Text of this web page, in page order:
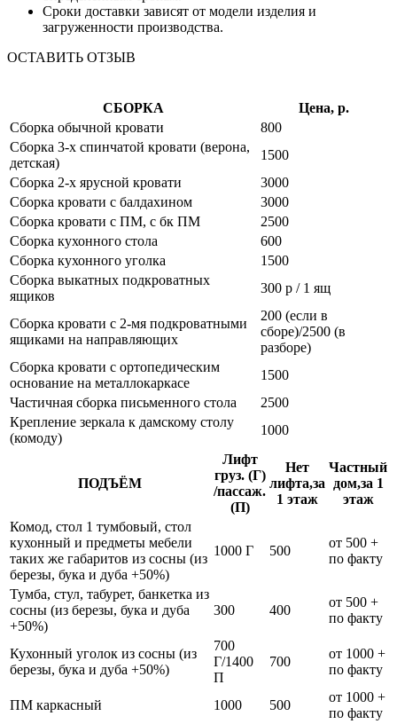
Сроки доставки зависят от модели изделия и
загруженности производства.
ОСТАВИТЬ ОТЗЫВ
СБОРКА
Цена, р.
Сборка обычной кровати
800
Сборка 3-х спинчатой кровати (верона,
детская)
1500
Сборка 2-х ярусной кровати
3000
Сборка кровати с балдахином
3000
Сборка кровати с ПМ, с бк ПМ
2500
Сборка кухонного стола
600
Сборка кухонного уголка
1500
Сборка выкатных подкроватных
ящиков
300 р / 1 ящ
Сборка кровати с 2-мя подкроватными
ящиками на направляющих
200 (если в
сборе)/2500 (в
разборе)
Сборка кровати с ортопедическим
основание на металлокаркасе
1500
Частичная сборка письменного стола
2500
Крепление зеркала к дамскому столу
(комоду)
1000
ПОДЪЁМ
Лифт
груз. (Г)
/пассаж.
(П)
Нет
лифта,за
1 этаж
Частный
дом,за 1
этаж
Комод, стол 1 тумбовый, стол
кухонный и предметы мебели
таких же габаритов из сосны (из
березы, бука и дуба +50%)
1000 Г 500
от 500 +
по факту
Тумба, стул, табурет, банкетка из
сосны (из березы, бука и дуба
+50%)
300 400
от 500 +
по факту
Кухонный уголок из сосны (из
березы, бука и дуба +50%)
700
Г/1400
П
700
от 1000 +
по факту
ПМ каркасный 1000 500
от 1000 +
по факту